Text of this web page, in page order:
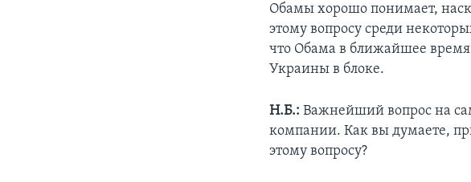
Обамы хорошо понимает,
этому вопросу среди
что Обама в ближайшее время
Украины в блоке.
Н.Б.:Важнейший вопрос на
компании. Как вы думаете,
этому вопросу?